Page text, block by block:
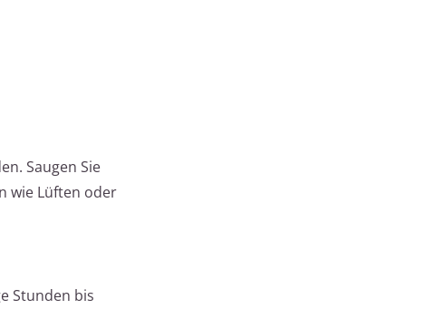
Saugen Sie
wie Lüften oder
Stunden bis